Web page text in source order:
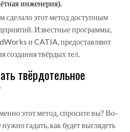
инженерия).
сделало этот метод доступным
Известные программы,
и CATIA, предоставляют
твёрдых тел.
твёрдотельное
этот метод, спросите вы? Во-
гадать, как будет выглядеть